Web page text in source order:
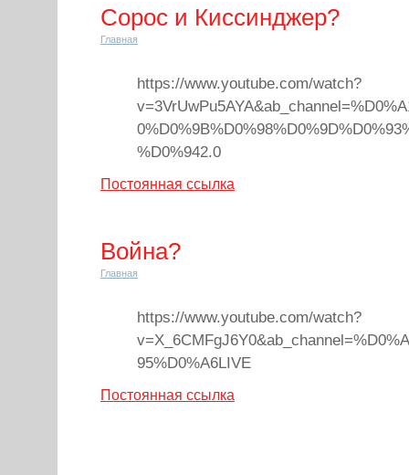
Сорос и Киссинджер?
Главная
https://www.youtube.com/watch?
%D0%942.0
Постоянная ссылка
Война?
Главная
https://www.youtube.com/watch?
95%D0%A6LIVE
Постоянная ссылка